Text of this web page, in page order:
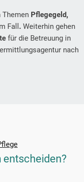
Themen Pflegegeld,
Fall . Weiterhin gehen
für die Betreuung in
nach
entscheiden?